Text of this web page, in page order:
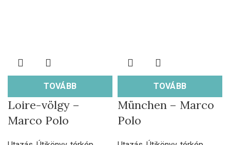
TOVÁBB
Loire-völgy –
Marco Polo
TOVÁBB
München – Marco
Polo